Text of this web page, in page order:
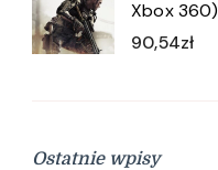
Xbox 360)
90,54zł
Ostatnie wpisy